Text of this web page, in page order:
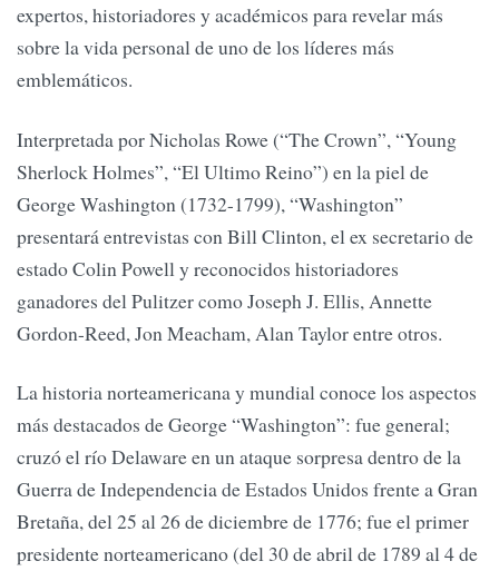
expertos, historiadores y académicos para revelar más
sobre la vida personal de uno de los líderes más
emblemáticos.
Interpretada por Nicholas Rowe (“The Crown”, “Young
Sherlock Holmes”, “El Ultimo Reino”) en la piel de
George Washington (1732-1799), “Washington”
presentará entrevistas con Bill Clinton, el ex secretario de
estado Colin Powell y reconocidos historiadores
ganadores del Pulitzer como Joseph J. Ellis, Annette
Gordon-Reed, Jon Meacham, Alan Taylor entre otros.
La historia norteamericana y mundial conoce los aspectos
más destacados de George “Washington”: fue general;
cruzó el río Delaware en un ataque sorpresa dentro de la
Guerra de Independencia de Estados Unidos frente a Gran
Bretaña, del 25 al 26 de diciembre de 1776; fue el primer
presidente norteamericano (del 30 de abril de 1789 al 4 de